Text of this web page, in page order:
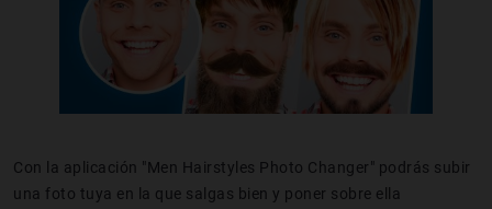
Con la aplicación "Men Hairstyles Photo Changer" podrás subir
una foto tuya en la que salgas bien y poner sobre ella